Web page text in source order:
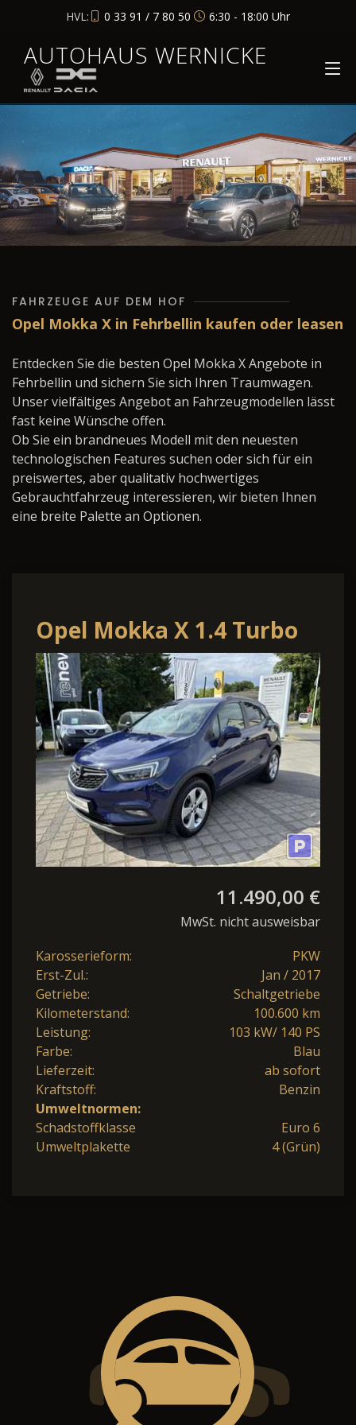
HVL: 0 33 91 / 7 80 50 6:30 - 18:00 Uhr
AUTOHAUS WERNICKE
FAHRZEUGE AUF DEM HOF
Opel Mokka X in Fehrbellin kaufen oder leasen
Entdecken Sie die besten Opel Mokka X Angebote in
Fehrbellin und sichern Sie sich Ihren Traumwagen.
Unser vielfältiges Angebot an Fahrzeugmodellen lässt
fast keine Wünsche offen.
Ob Sie ein brandneues Modell mit den neuesten
technologischen Features suchen oder sich für ein
preiswertes, aber qualitativ hochwertiges
Gebrauchtfahrzeug interessieren, wir bieten Ihnen
eine breite Palette an Optionen.
Opel Mokka X 1.4 Turbo
Active Start/Stop X 1.4
Turbo Active Start/Stop
11.490,00 €
MwSt. nicht ausweisbar
Karosserieform:
PKW
Erst-Zul.:
Jan / 2017
Getriebe:
Schaltgetriebe
Kilometerstand:
100.600 km
Leistung:
103 kW/ 140 PS
Farbe:
Blau
Lieferzeit:
ab sofort
Kraftstoff:
Benzin
Umweltnormen:
Schadstoffklasse
Euro 6
Umweltplakette
4 (Grün)